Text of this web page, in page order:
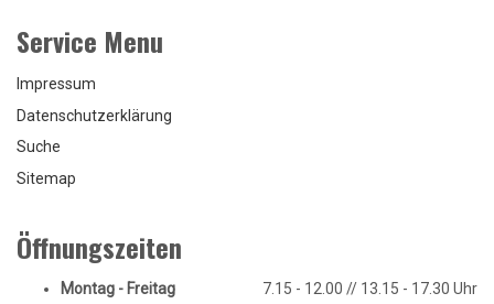
Service Menu
Impressum
Datenschutzerklärung
Suche
Sitemap
Öffnungszeiten
Montag - Freitag
7.15 - 12.00 // 13.15 - 17.30 Uhr